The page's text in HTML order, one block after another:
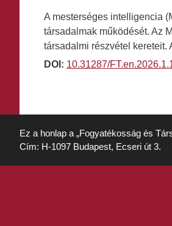
A mesterséges intelligencia
társadalmak működését. Az
társadalmi részvétel
DOI: 10.31287/
Ez a honlap a „Fogyatékosság és
Cím: H-1097 Budapest, Ecseri út 3.